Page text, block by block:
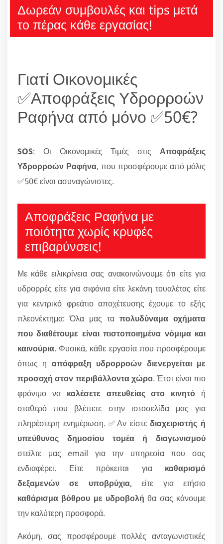
Δωρεάν συμβουλές και tips μετά
το πέρας κάθε εργασίας!
Γιατί Οικονομικές
✅Αποφράξεις Υδρορροών
Ραφήνα από μόνο ✅50€?
SOS: Οι Οικονομικές Τιμές στις Αποφράξεις
Υδρορροών Ραφήνα, που προσφέρουμε από μόλις
✅50€ είναι ασυναγώνιστες.
Αποφράξεις Ραφήνα με
ποιότητα χωρίς κρυφές
επιβαρύνσεις!
Με κάθε ειλικρίνεια σας ανακοινώνουμε ότι είτε για
υδρορρές είτε για σιφόνια είτε λεκάνη τουαλέτας είτε
για κεντρικό φρεάτιο αποχέτευσης έχουμε το εξής
πλεονέκτημα: Όλα μας τα πολυδύναμα οχήματα
που διαθέτουμε είναι πιστοποιημένα νόμιμα και
καινούρια. Φυσικά, κάθε εργασία που προσφέρουμε
όπως η απόφραξη υδρορροών διενεργείται με
προσοχή στον περιβάλλοντα χώρο. Έτσι είναι πιο
φρόνιμο να καλέσετε απευθείας στο κινητό ή
σταθερό που βλέπετε στην ιστοσελίδα μας για
πληρέστερη ενημέρωση. ✅Αν είστεδιαχειριστής ή
υπεύθυνος δημοσίου τομέα ή διαγωνισμού
στείλτε μας email για την υπηρεσία που σας
ενδιαφέρει. Είτε πρόκειται για καθαρισμό
δεξαμενών σε υποβρύχια, είτε για ετήσιο
καθάρισμα βόθρου με υδροβολή θα σας κάνουμε
την καλύτερη προσφορά.
Ακόμη, σας προσφέρουμε πολλές ανταγωνιστικές